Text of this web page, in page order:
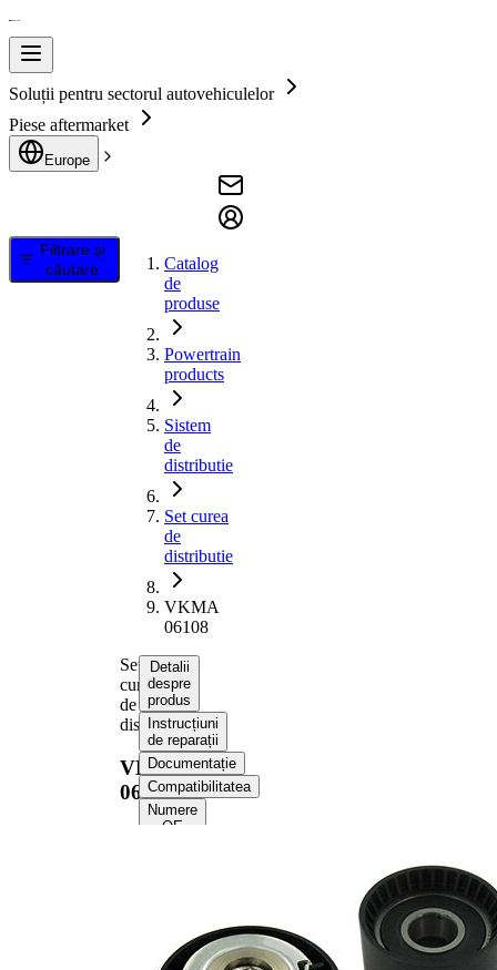
Soluții pentru sectorul autovehiculelor
Piese aftermarket
Europe
Filtrare și
căutare
Catalog
de
produse
Powertrain
products
Sistem
de
distributie
Set curea
de
distributie
VKMA
06108
Set
curea
de
distributie
VKMA
06108
Detalii
despre
produs
Instrucțiuni
de reparații
Documentație
Compatibilitatea
Numere
OE
Numar dinti 128
Culoare
negru